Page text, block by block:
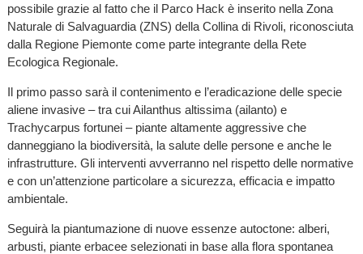
possibile grazie al fatto che il Parco Hack è inserito nella Zona
Naturale di Salvaguardia (ZNS) della Collina di Rivoli, riconosciuta
dalla Regione Piemonte come parte integrante della Rete
Ecologica Regionale.
Il primo passo sarà il contenimento e l’eradicazione delle specie
aliene invasive – tra cui Ailanthus altissima (ailanto) e
Trachycarpus fortunei – piante altamente aggressive che
danneggiano la biodiversità, la salute delle persone e anche le
infrastrutture. Gli interventi avverranno nel rispetto delle normative
e con un’attenzione particolare a sicurezza, efficacia e impatto
ambientale.
Seguirà la piantumazione di nuove essenze autoctone: alberi,
arbusti, piante erbacee selezionati in base alla flora spontanea